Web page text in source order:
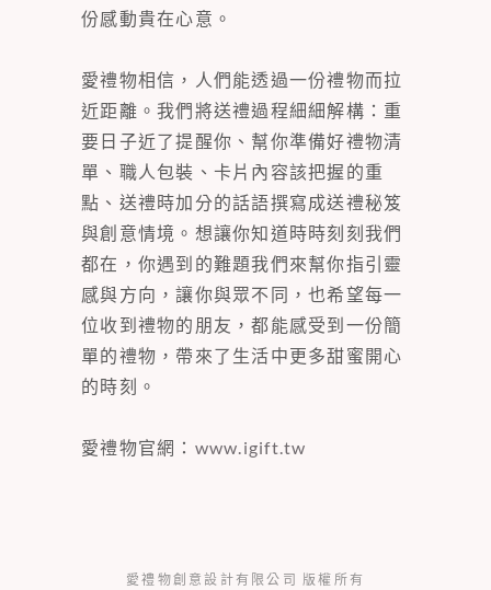
份感動貴在心意。
愛禮物相信，人們能透過一份禮物而拉
近距離。我們將送禮過程細細解構：重
要日子近了提醒你、幫你準備好禮物清
單、職人包裝、卡片內容該把握的重
點、送禮時加分的話語撰寫成送禮秘笈
與創意情境。想讓你知道時時刻刻我們
都在，你遇到的難題我們來幫你指引靈
感與方向，讓你與眾不同，也希望每一
位收到禮物的朋友，都能感受到一份簡
單的禮物，帶來了生活中更多甜蜜開心
的時刻。
愛禮物官網： www.igift.tw
愛禮物創意設計有限公司 版權所有